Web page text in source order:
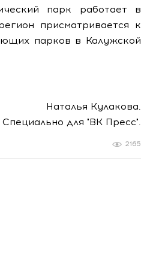
парк работает в
присматривается к
парков в Калужской
Наталья Кулакова.
Специально для "ВК Пресс".
2165